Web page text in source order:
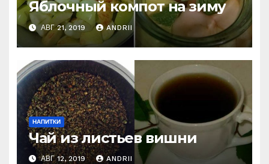
Яблочный компот на зиму
АВГ 21, 2019 ANDRII
НАПИТКИ
Чай из листьев вишни
АВГ 12, 2019 ANDRII